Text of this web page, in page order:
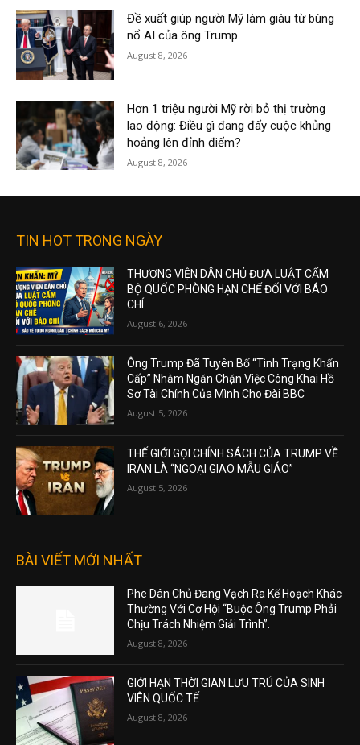
Đề xuất giúp người Mỹ làm giàu từ bùng
nổ AI của ông Trump
August 8, 2026
Hơn 1 triệu người Mỹ rời bỏ thị trường
lao động: Điều gì đang đẩy cuộc khủng
hoảng lên đỉnh điểm?
August 8, 2026
TIN HOT TRONG NGÀY
THƯỢNG VIỆN DÂN CHỦ ĐƯA LUẬT CẤM
BỘ QUỐC PHÒNG HẠN CHẾ ĐỐI VỚI BÁO
CHÍ
August 6, 2026
Ông Trump Đã Tuyên Bố “Tình Trạng Khẩn
Cấp” Nhằm Ngăn Chặn Việc Công Khai Hồ
Sơ Tài Chính Của Mình Cho Đài BBC
August 5, 2026
THẾ GIỚI GỌI CHÍNH SÁCH CỦA TRUMP VỀ
IRAN LÀ “NGOẠI GIAO MẪU GIÁO”
August 5, 2026
BÀI VIẾT MỚI NHẤT
Phe Dân Chủ Đang Vạch Ra Kế Hoạch Khác
Thường Với Cơ Hội “Buộc Ông Trump Phải
Chịu Trách Nhiệm Giải Trình”.
August 8, 2026
GIỚI HẠN THỜI GIAN LƯU TRÚ CỦA SINH
VIÊN QUỐC TẾ
August 8, 2026